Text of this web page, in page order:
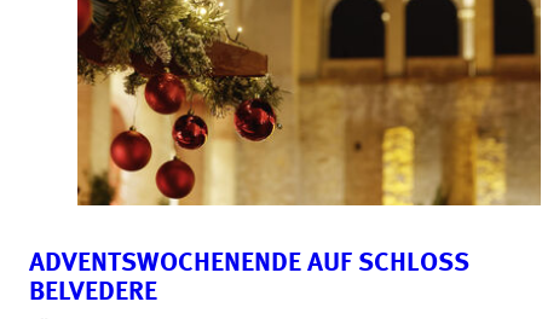
ADVENTSWOCHENENDE AUF SCHLOSS
BELVEDERE